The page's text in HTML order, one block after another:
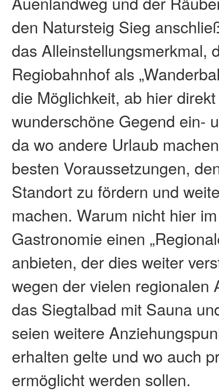
den Natursteig Sieg
das Alleinstellungsmerkmal,
Regiobahnhof als
die Möglichkeit, ab hier
wunderschöne Gegend ein-
da wo andere Urlaub
besten Voraussetzungen,
Standort zu fördern und
machen. Warum nicht hier
Gastronomie einen
anbieten, der dies weiter
wegen der vielen regionalen
das Siegtalbad mit Sauna
seien weitere
erhalten gelte und wo auch
ermöglicht werden sollen.